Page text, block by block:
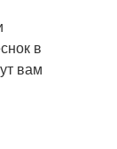
в
вам